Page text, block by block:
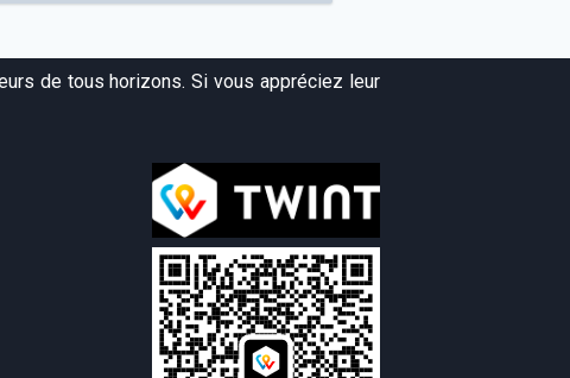
de tous horizons. Si vous appréciez leur